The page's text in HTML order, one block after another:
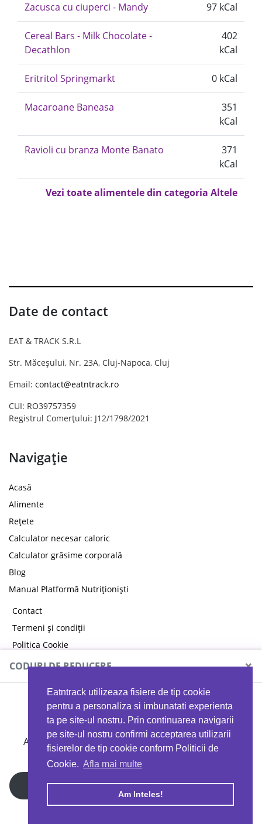
Eatntrack utilizeaza fisiere de tip cookie
pentru a personaliza si imbunatati experienta
ta pe site-ul nostru. Prin continuarea navigarii
pe site-ul nostru confirmi acceptarea utilizarii
fisierelor de tip cookie conform Politicii de
Cookie. Afla mai multe
Am Inteles!
Zacusca cu ciuperci - Mandy 97 kCal
Cereal Bars - Milk Chocolate -
Decathlon
402
kCal
Eritritol Springmarkt 0 kCal
Macaroane Baneasa
351
kCal
Ravioli cu branza Monte Banato
371
kCal
Vezi toate alimentele din categoria Altele
Date de contact
EAT & TRACK S.R.L
Str. Măceșului, Nr. 23A, Cluj-Napoca, Cluj
Email: contact@eatntrack.ro
CUI: RO39757359
Registrul Comerțului: J12/1798/2021
Navigație
Acasă
Alimente
Rețete
Calculator necesar caloric
Calculator grăsime corporală
Blog
Manual Platformă Nutriționiști
Contact
Termeni și condiții
Politica Cookie
Politica de confidențialitate
Copyright © 2026 EAT & TRACK S.R.L
CODURI DE REDUCERE ×
MYPROTEIN
Ai 40%reducere la orice comandă folosind codul
EATTRACK
Profită acum